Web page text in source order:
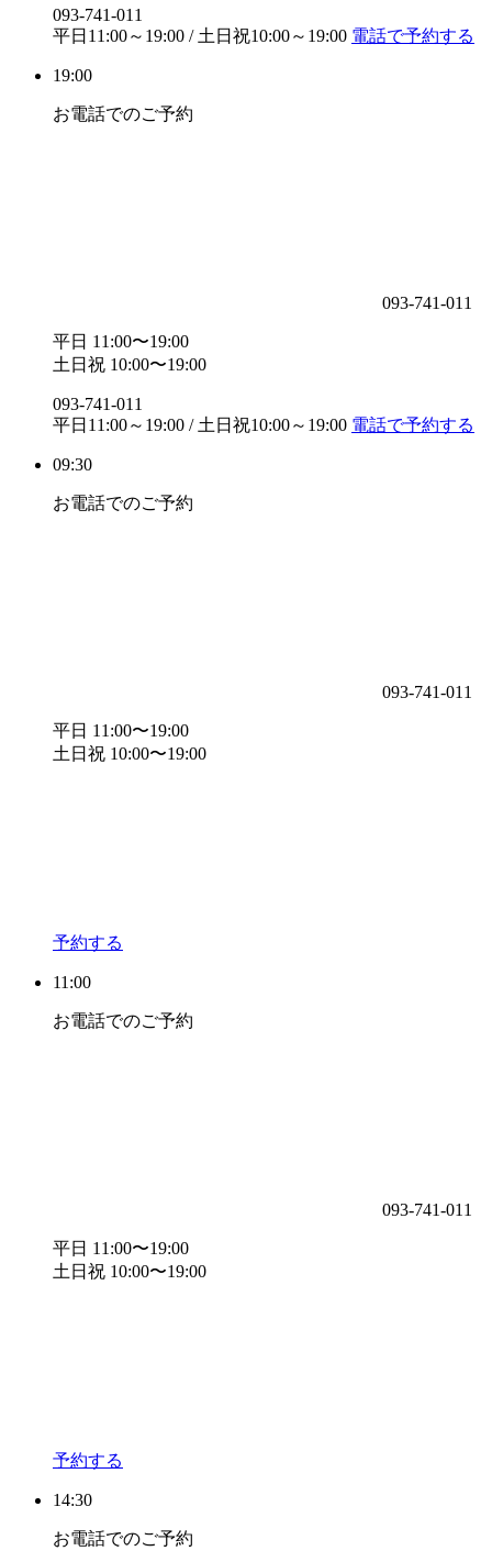
093-741-011
平日11:00～19:00 / 土日祝10:00～19:00 電話で予約する
19:00
お電話でのご予約
093-741-011
平日 11:00〜19:00
土日祝 10:00〜19:00
093-741-011
平日11:00～19:00 / 土日祝10:00～19:00 電話で予約する
09:30
お電話でのご予約
093-741-011
平日 11:00〜19:00
土日祝 10:00〜19:00
予約する
11:00
お電話でのご予約
093-741-011
平日 11:00〜19:00
土日祝 10:00〜19:00
予約する
14:30
お電話でのご予約